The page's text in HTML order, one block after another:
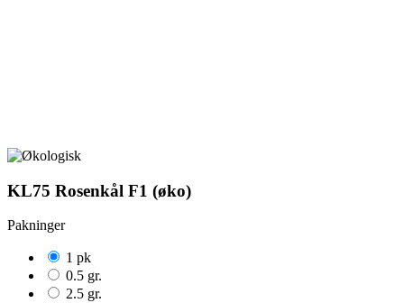
KL75 Rosenkål F1 (øko)
Pakninger
1 pk
0.5 gr.
2.5 gr.